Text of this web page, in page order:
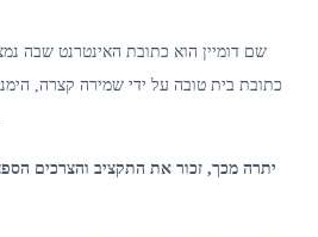
שם דומיין הוא כתובת האינטרנט שבה
כתובת בית טובה על ידי שמירה קצרה,
יתרה מכך, זכור את התקציב והצרכים